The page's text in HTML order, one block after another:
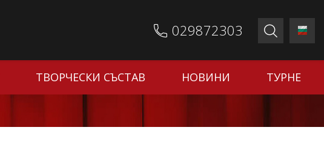
029872303
ТВОРЧЕСКИ СЪСТАВ НОВИНИ ТУРНЕ